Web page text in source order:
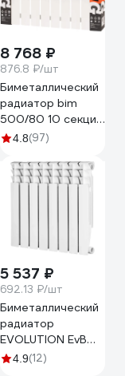
8 768 ₽
876.8 ₽/шт
Биметаллический
радиатор bim
500/80 10 секций
Gigant GRBM58-
4.8(97)
5 537 ₽
692.13 ₽/шт
Биметаллический
радиатор
EVOLUTION EvВ
500 8 секций
4.9(12)